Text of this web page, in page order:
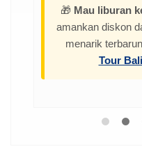
🎁 Mau liburan
amankan diskon
menarik
Tour